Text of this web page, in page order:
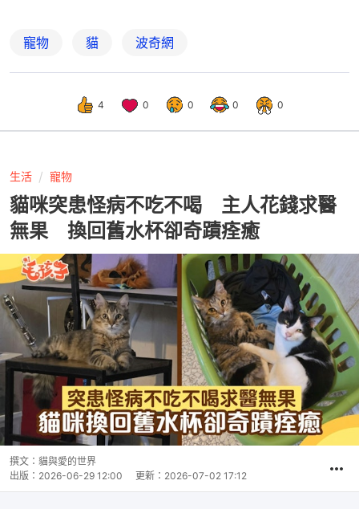
寵物 貓 波奇網
4 0 0 0 0
生活 寵物
貓咪突患怪病不吃不喝 主人花錢求醫
無果 換回舊水杯卻奇蹟痊癒
撰文： 貓與愛的世界
出版： 2026-06-29 12:00 更新： 2026-07-02 17:12